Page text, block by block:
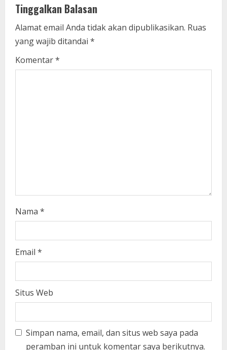
R
e
a
Tinggalkan Balasan
Alamat email Anda tidak akan dipublikasikan. Ruas
yang wajib ditandai *
Komentar*
Nama *
Email *
Situs Web
Simpan nama, email, dan situs web saya pada
peramban ini untuk komentar saya berikutnya.